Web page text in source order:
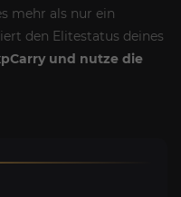
mehr als nur ein
den Elitestatus deines
und nutze die